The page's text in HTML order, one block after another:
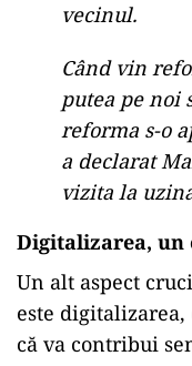
vecinul.
Când vin
putea pe noi
reforma s-o
a declarat
vizita la
Digitalizarea, un
Un alt aspect
este
că va contribui